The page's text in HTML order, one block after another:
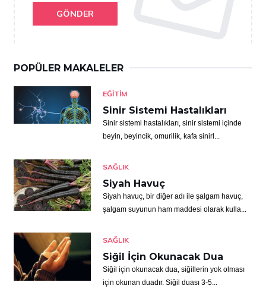
GÖNDER
POPÜLER MAKALELER
EĞITIM
Sinir Sistemi Hastalıkları
Sinir sistemi hastalıkları, sinir sistemi içinde
beyin, beyincik, omurilik, kafa sinirl...
SAĞLIK
Siyah Havuç
Siyah havuç, bir diğer adı ile şalgam havuç,
şalgam suyunun ham maddesi olarak kulla...
SAĞLIK
Siğil İçin Okunacak Dua
Siğil için okunacak dua, siğillerin yok olması
için okunan duadır. Siğil duası 3-5...